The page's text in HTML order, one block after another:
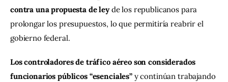
contra una propuesta de ley de los republicanos para
prolongar los presupuestos, lo que permitiría reabrir el
gobierno federal.
Los controladores de tráfico aéreo son considerados
funcionarios públicos “esenciales” y continúan trabajando